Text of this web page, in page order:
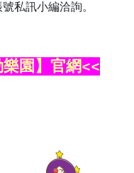
私訊小編洽詢。
園】 官網<<